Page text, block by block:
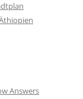
Answers